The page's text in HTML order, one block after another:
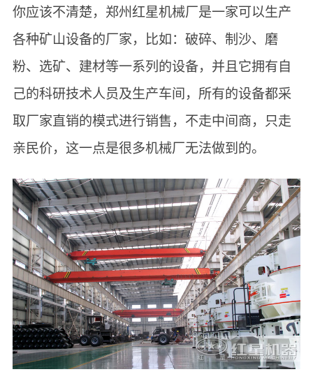
你应该不清楚，郑州红星机械厂是一家可以生产
各种矿山设备的厂家，比如：破碎、制沙、磨
粉、选矿、建材等一系列的设备，并且它拥有自
己的科研技术人员及生产车间，所有的设备都采
取厂家直销的模式进行销售，不走中间商，只走
亲民价，这一点是很多机械厂无法做到的。